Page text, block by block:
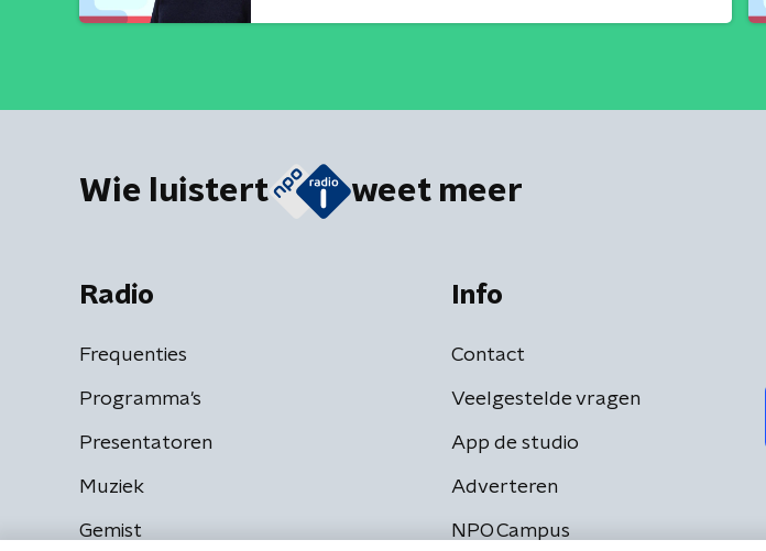
Wie luistert weet meer
Radio
Frequenties
Programma's
Presentatoren
Muziek
Gemist
Info
Contact
Veelgestelde vragen
App de studio
Adverteren
NPO Campus